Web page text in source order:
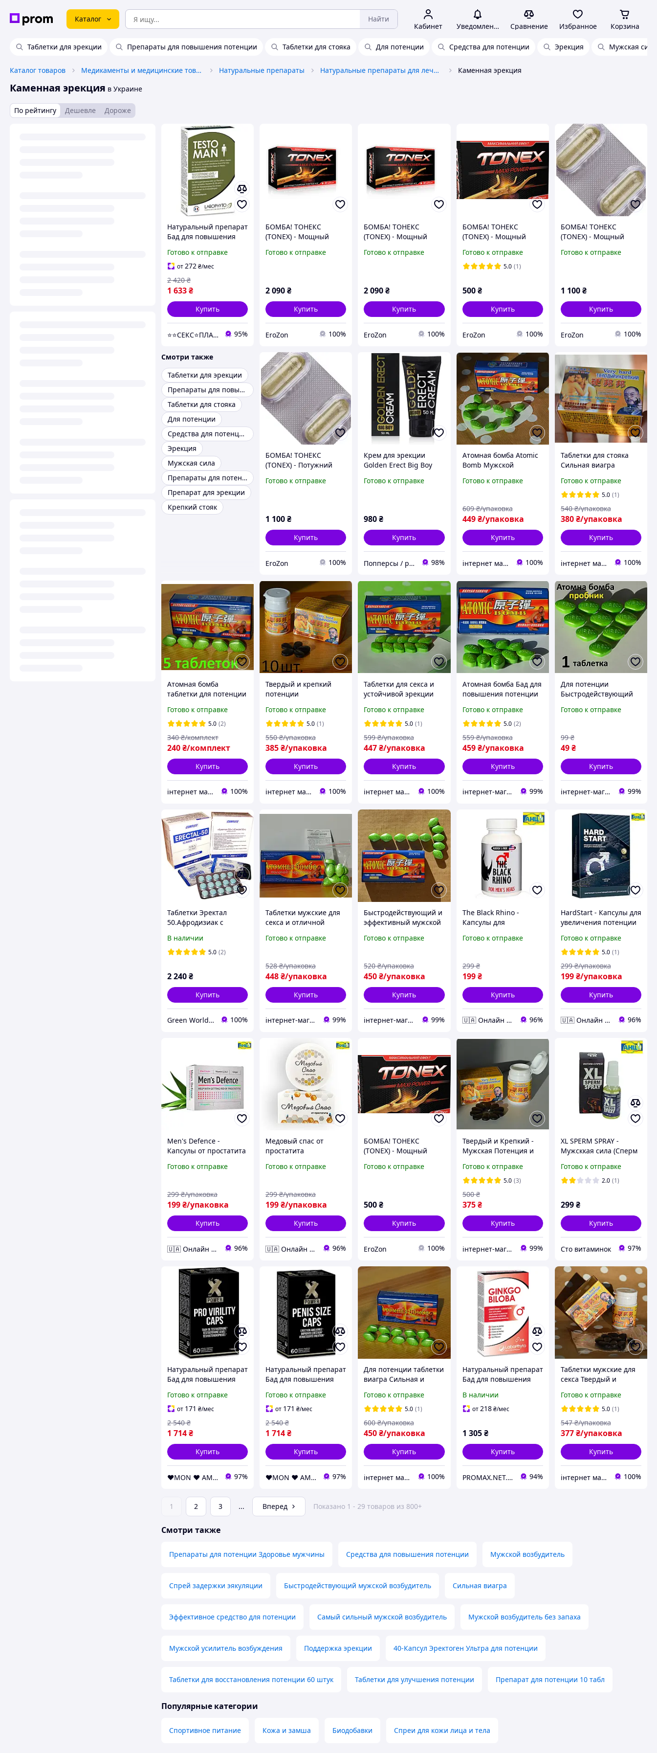
Каталог Найти
Кабинет Уведомления Сравнение Избранное Корзина
Таблетки для эрекции Препараты для повышения потенции Таблетки для стояка Для потенции Средства для потенции Эрекция Мужская сила
Каталог товаров Медикаменты и медицинские товары Натуральные препараты Натуральные препараты для лечения урологических заболеваний Каменная эрекция
Каменная эрекция в Украине
По рейтингу Дешевле Дороже
Натуральный препарат
Бад для повышения
усиления эрекции (60
капсул)
Готово к отправке
от272₴/мес
1 633₴
2 420 ₴
Купить
⭐️⭐️СЕКС⭐️ПЛАНЕТА⭐️⭐️ 95%
БОМБА! ТОНЕКС
(TONEX) - Мощный
Усилитель Мужской
Готово к отправке
2 090₴
Купить
EroZon 100%
БОМБА! ТОНЕКС
(TONEX) - Мощный
Усилитель Мужской
Готово к отправке
2 090₴
Купить
EroZon 100%
БОМБА! ТОНЕКС
(TONEX) - Мощный
Усилитель Мужской
Силы! Гений Решения
кап. пробник)
Готово к отправке
5.0 (1)
500 ₴
Купить
EroZon 100%
БОМБА! ТОНЕКС
(TONEX) - Мощный
Усилитель Мужской
Готово к отправке
1 100₴
Купить
EroZon 100%
Смотри также
Таблетки для эрекции
Препараты для повышения потенции
Таблетки для стояка
Для потенции
Средства для потенции
Эрекция
Мужская сила
Препараты для потенции
Препарат для эрекции
Крепкий стояк
БОМБА! ТОНЕКС
(TONEX) - Потужний
Підсилювач Чоловічої
кап. пробник)
Готово к отправке
1 100₴
Купить
EroZon 100%
Крем для эрекции
Golden Erect Big Boy
Нидерланды
Готово к отправке
980₴
Купить
Попперсы / poppers купить в Украине 98%
Атомная бомба Atomic
Bomb Мужской
эрекции и уверенности
10ШT
Готово к отправке
449 ₴/упаковка
609 ₴/упаковка
Купить
інтернет магазин "ми з України" 100%
Таблетки для стояка
Сильная виагра
Твердый и Крепкий
Препарат для мужской
силы и пролонгации
Готово к отправке
5.0 (1)
380₴/упаковка
540 ₴/упаковка
Купить
інтернет магазин "ми з України" 100%
Атомная бомба
таблетки для потенции
мужчин (половина
упаковки) для стояка
Готово к отправке
5.0 (2)
240₴/комплект
340 ₴/комплект
Купить
інтернет магазин "ми з України" 100%
Твердый и крепкий
потенции
таблетки для мужчин,
Натуральный препарат
потенции оригинал
with hologram
Готово к отправке
5.0 (1)
385₴/упаковка
550 ₴/упаковка
Купить
інтернет магазин "ми з України" 100%
Таблетки для секса и
устойчивой эрекции
Возбуждающие
таблетки для мужчин
натуральные
препараты
Готово к отправке
5.0 (1)
447₴/упаковка
599 ₴/упаковка
Купить
інтернет магазин "ми з України" 100%
Атомная бомба Бад для
повышения потенции
натуральное
Эффективное средство
Edition
Готово к отправке
5.0 (2)
459 ₴/упаковка
559 ₴/упаковка
Купить
інтернет-магазин Кіт Муркіт 99%
Для потенции
Быстродействующий
Атомная бомба виагра
Готово к отправке
49₴
99 ₴
Купить
інтернет-магазин Кіт Муркіт 99%
Таблетки Эректал
50.Афродизиак с
В наличии
5.0 (2)
2 240₴
Купить
Green World Тяньши Нормомасс Озонатор Спирулина для похудения Эректал Кремний для воды 100%
Таблетки мужские для
секса и отличной
виагра с натуральным
Готово к отправке
448₴/упаковка
528 ₴/упаковка
Купить
інтернет-магазин Кіт Муркіт 99%
Быстродействующий и
эффективный мужской
Препарат для мужской
для долгого секса
Готово к отправке
450₴/упаковка
520 ₴/упаковка
Купить
інтернет-магазин Кіт Муркіт 99%
The Black Rhino -
Капсулы для
потенции (Блэк Рино)
Готово к отправке
199 ₴
299 ₴
Купить
🇺🇦 Онлайн Аптека 24/7 💙 96%
HardStart - Капсулы для
увеличения потенции
Готово к отправке
5.0 (1)
199₴/упаковка
299 ₴/упаковка
Купить
🇺🇦 Онлайн Аптека 24/7 💙 96%
Men's Defence -
Капсулы от простатита
Готово к отправке
199₴/упаковка
299 ₴/упаковка
Купить
🇺🇦 Онлайн Аптека 24/7 💙 96%
Медовый спас от
простатита
Готово к отправке
199₴/упаковка
299 ₴/упаковка
Купить
🇺🇦 Онлайн Аптека 24/7 💙 96%
БОМБА! ТОНЕКС
(TONEX) - Мощный
Усилитель Мужской
кап. пробник)
Готово к отправке
500₴
Купить
EroZon 100%
Твердый и Крепкий -
Мужская Потенция и
эрекции, Натуральный
Секс-возбудитель для
мужчин проверен на
себе
Готово к отправке
5.0 (3)
375 ₴
500 ₴
Купить
інтернет-магазин Кіт Муркіт 99%
XL SPERM SPRAY -
Мужсккая сила (Сперм
Готово к отправке
2.0 (1)
299₴
Купить
Сто витаминок 97%
Натуральный препарат
Бад для повышения
эрекции и здоровье
мужчины (60 капсул)
Готово к отправке
от 171 ₴/мес
1 714₴
2 540 ₴
Купить
❤️MON ❤️ AMOUR❤️ 97%
Натуральный препарат
Бад для повышения
эрекции и увеличения
пениса (60 капсул)
Готово к отправке
от 171 ₴/мес
1 714₴
2 540 ₴
Купить
❤️MON ❤️ AMOUR❤️ 97%
Для потенции таблетки
виагра Сильная и
пролонгация, Мужские
препараты для
повышения потенции
10 шт
Готово к отправке
5.0 (1)
450₴/упаковка
600 ₴/упаковка
Купить
інтернет магазин "ми з України" 100%
Натуральный препарат
Бад для повышения
эрекции и здоровье
мужчины, Гинкго
В наличии
от218 ₴/мес
1 305 ₴
Купить
PROMAX.NET.UA - Интернет-магазин г.Днепр 94%
Таблетки мужские для
секса Твердый и
возбуждения, Средство
для потенции и
Усиление эрекции у
мужчин
Готово к отправке
5.0 (1)
377₴/упаковка
547 ₴/упаковка
Купить
інтернет магазин "ми з України" 100%
1 2 3 ... Вперед Показано 1 - 29 товаров из 800+
Смотри также
Препараты для потенции Здоровье мужчины Средства для повышения потенции Мужской возбудитель
Спрей задержки эякуляции Быстродействующий мужской возбудитель Сильная виагра
Эффективное средство для потенции Самый сильный мужской возбудитель Мужской возбудитель без запаха
Мужской усилитель возбуждения Поддержка эрекции 40-Капсул Эректоген Ультра для потенции
Таблетки для восстановления потенции 60 штук Таблетки для улучшения потенции Препарат для потенции 10 табл
Популярные категории
Спортивное питание Кожа и замша Биодобавки Спреи для кожи лица и тела